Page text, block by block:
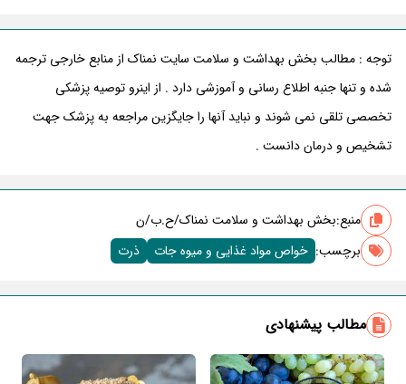
توجه : مطالب بخش بهداشت و سلامت سایت نمناک از منابع خارجی ترجمه
شده و تنها جنبه اطلاع رسانی و آموزشی دارد . از اینرو توصیه پزشکی
تخصصی تلقی نمی شوند و نباید آنها را جایگزین مراجعه به پزشک جهت
تشخیص و درمان دانست .
منبع:بخش بهداشت و سلامت نمناک/ح.ب/ن
برچسب‌: خواص مواد غذایی و میوه جات ذرت
مطالب پیشنهادی